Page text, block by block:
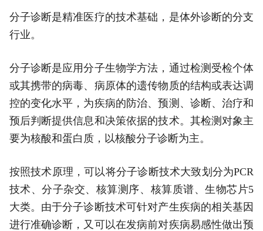
分子诊断是精准医疗的技术基础，是体外诊断的分支
行业。
分子诊断是应用分子生物学方法，通过检测受检个体
或其携带的病毒、病原体的遗传物质的结构或表达调
控的变化水平，为疾病的防治、预测、诊断、治疗和
预后判断提供信息和决策依据的技术。其检测对象主
要为核酸和蛋白质，以核酸分子诊断为主。
按照技术原理，可以将分子诊断技术大致划分为PCR
技术、分子杂交、核算测序、核算质谱、生物芯片5
大类。由于分子诊断技术可针对产生疾病的相关基因
进行准确诊断，又可以在发病前对疾病易感性做出预